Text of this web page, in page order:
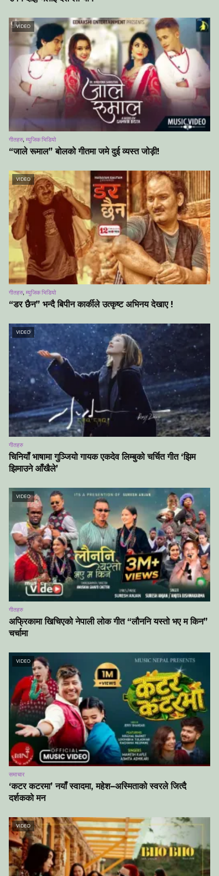
VIDEO
गीतहरु, म्युजिक भिडियो
“जाले रूमाल” बोलको गीतमा जमे दुई व्यस्त जोड़ी!
VIDEO
गीतहरु, म्युजिक भिडियो
“डर छैन” भन्दै बिपीन कार्कीले उत्कृष्ट अभिनय देखाए !
VIDEO
गीतहरु
चिनियाँ भाषामा गुञ्जियो गायक एकदेव लिम्बुको चर्चित गीत ‘झिम
झिमाउने आँखैले’
VIDEO
गीतहरु
अफ्रिकामा खिचिएको नेपाली लोक गीत “लौननि यस्तो भए म किन”
चर्चामा
VIDEO
समाचार
‘कटर कटरमा’ नयाँ स्वादमा, महेश–अस्मिताको स्वरले जित्दै
दर्शकको मन
VIDEO